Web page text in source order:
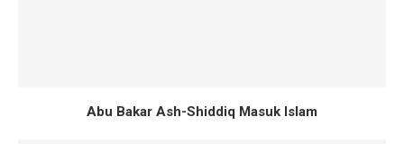
Abu Bakar Ash-Shiddiq Masuk Islam